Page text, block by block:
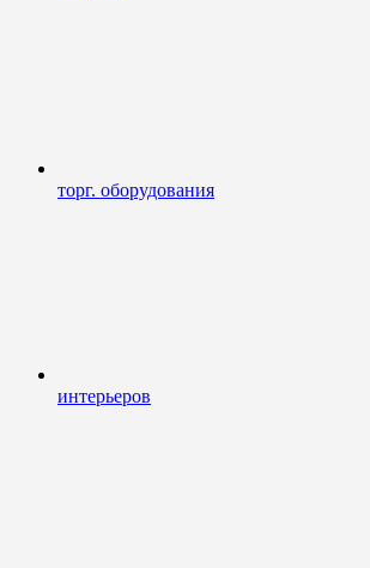
торг. оборудования
интерьеров